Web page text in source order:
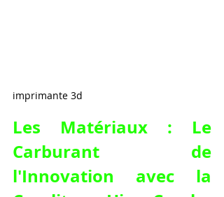
imprimante 3d
Les Matériaux : Le
Carburant de
l'Innovation avec la